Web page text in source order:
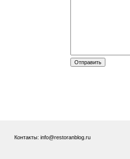
Контакты: info@restoranblog.ru